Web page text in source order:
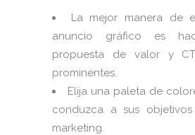
La mejor manera de
anuncio gráfico es
propuesta de valor y
prominentes.
Elija una paleta de
conduzca a sus
marketing.